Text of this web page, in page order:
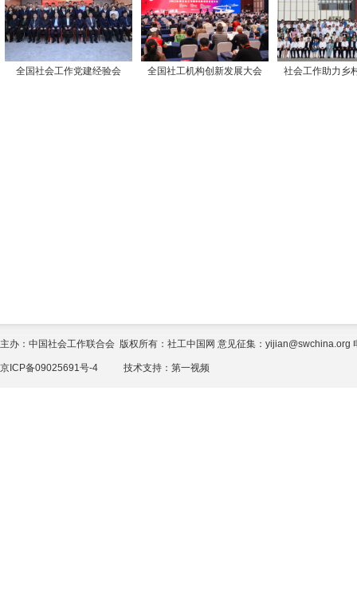
全国社会工作党建经验会 全国社工机构创新发展大会 社会工作助力乡
主办：中国社会工作联合会 版权所有：社工中国网 意见征集：yijian@swchina.org
京ICP备09025691号-4 技术支持： 第一视频